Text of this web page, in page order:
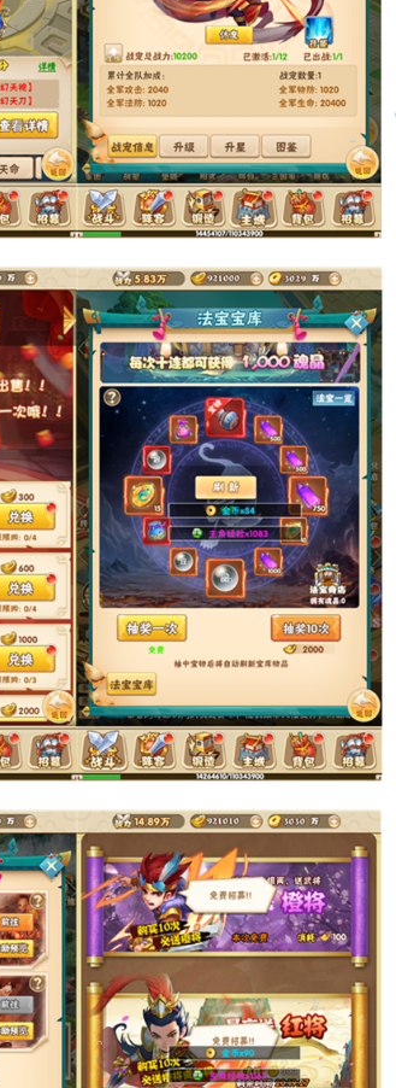
。
。
。
。
。
。